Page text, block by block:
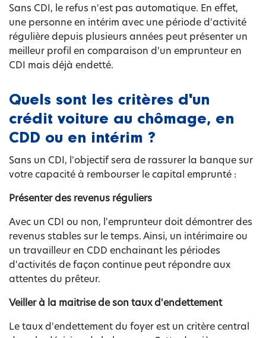
Sans CDI, le refus n'est pas automatique. En effet,
une personne en intérim avec une période d'activité
régulière depuis plusieurs années peut présenter un
meilleur profil en comparaison d'un emprunteur en
CDI mais déjà endetté.
Quels sont les critères d'un
crédit voiture au chômage, en
CDD ou en intérim ?
Sans un CDI, l'objectif sera de rassurer la banque sur
votre capacité à rembourser le capital emprunté :
Présenter des revenus réguliers
Avec un CDI ou non, l'emprunteur doit démontrer des
revenus stables sur le temps. Ainsi, un intérimaire ou
un travailleur en CDD enchainant les périodes
d'activités de façon continue peut répondre aux
attentes du prêteur.
Veiller à la maitrise de son taux d'endettement
Le taux d'endettement du foyer est un critère central